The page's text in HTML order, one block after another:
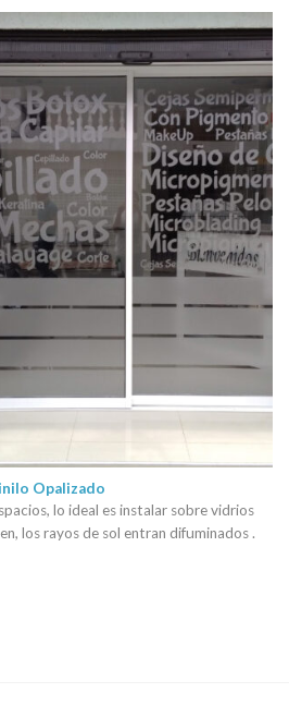
Opalizado
lo ideal es instalar sobre vidrios
los rayos de sol entran difuminados .